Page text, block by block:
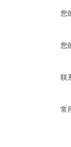
您
您
联
常